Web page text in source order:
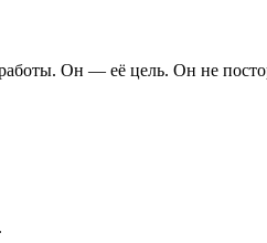
Он — её цель. Он не